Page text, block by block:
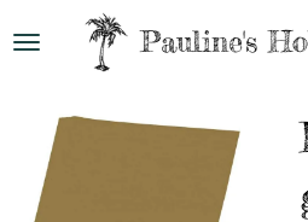
Ga
hoofdinhoud
Pauline's